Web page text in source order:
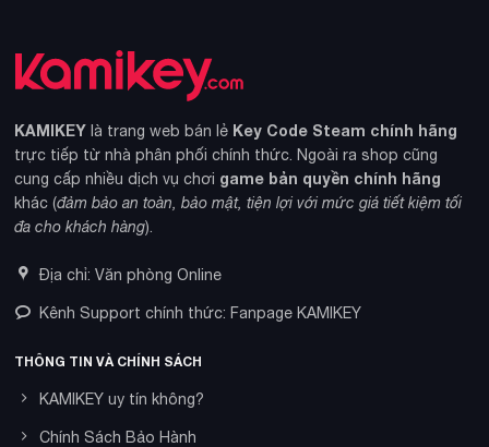
KAMIKEY là trang web bán lẻ Key Code Steam chính hãng
trực tiếp từ nhà phân phối chính thức. Ngoài ra shop cũng
cung cấp nhiều dịch vụ chơi game bản quyền chính hãng
khác (đảm bảo an toàn, bảo mật, tiện lợi với mức giá tiết kiệm tối
đa cho khách hàng).
Địa chỉ: Văn phòng Online
Kênh Support chính thức: Fanpage KAMIKEY
THÔNG TIN VÀ CHÍNH SÁCH
KAMIKEY uy tín không?
Chính Sách Bảo Hành